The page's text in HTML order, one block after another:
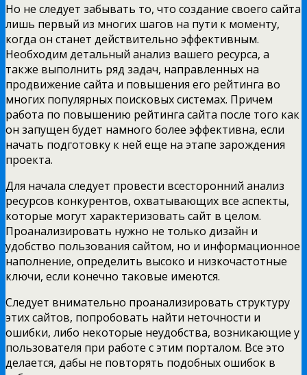
Но не следует забывать то, что создание своего сайта
лишь первый из многих шагов на пути к моменту,
когда он станет действительно эффективным.
Необходим детальный анализ вашего ресурса, а
также выполнить ряд задач, направленных на
продвижение сайта и повышения его рейтинга во
многих популярных поисковых системах. Причем
работа по повышению рейтинга сайта после того как
он запущен будет намного более эффективна, если
начать подготовку к ней еще на этапе зарождения
проекта.
Для начала следует провести всесторонний анализ
ресурсов конкурентов, охватывающих все аспекты,
которые могут характеризовать сайт в целом.
Проанализировать нужно не только дизайн и
удобство пользования сайтом, но и информационное
наполнение, определить высоко и низкочастотные
ключи, если конечно таковые имеются.
Следует внимательно проанализировать структуру
этих сайтов, попробовать найти неточности и
ошибки, либо некоторые неудобства, возникающие у
пользователя при работе с этим порталом. Все это
делается, дабы не повторять подобных ошибок в